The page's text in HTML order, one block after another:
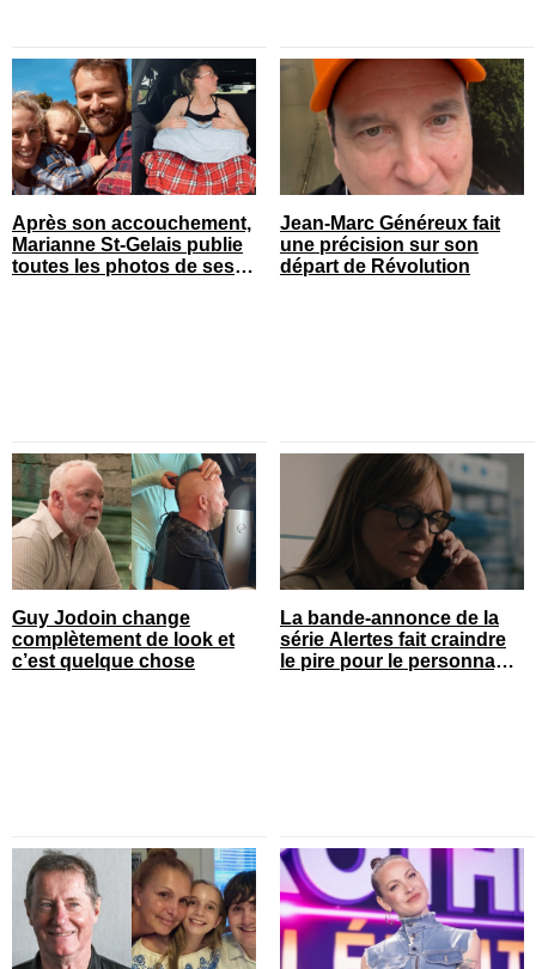
Après son accouchement,
Marianne St-Gelais publie
toutes les photos de ses
Jean-Marc Généreux fait
une précision sur son
départ de Révolution
Guy Jodoin change
complètement de look et
c’est quelque chose
La bande-annonce de la
série Alertes fait craindre
le pire pour le personnage